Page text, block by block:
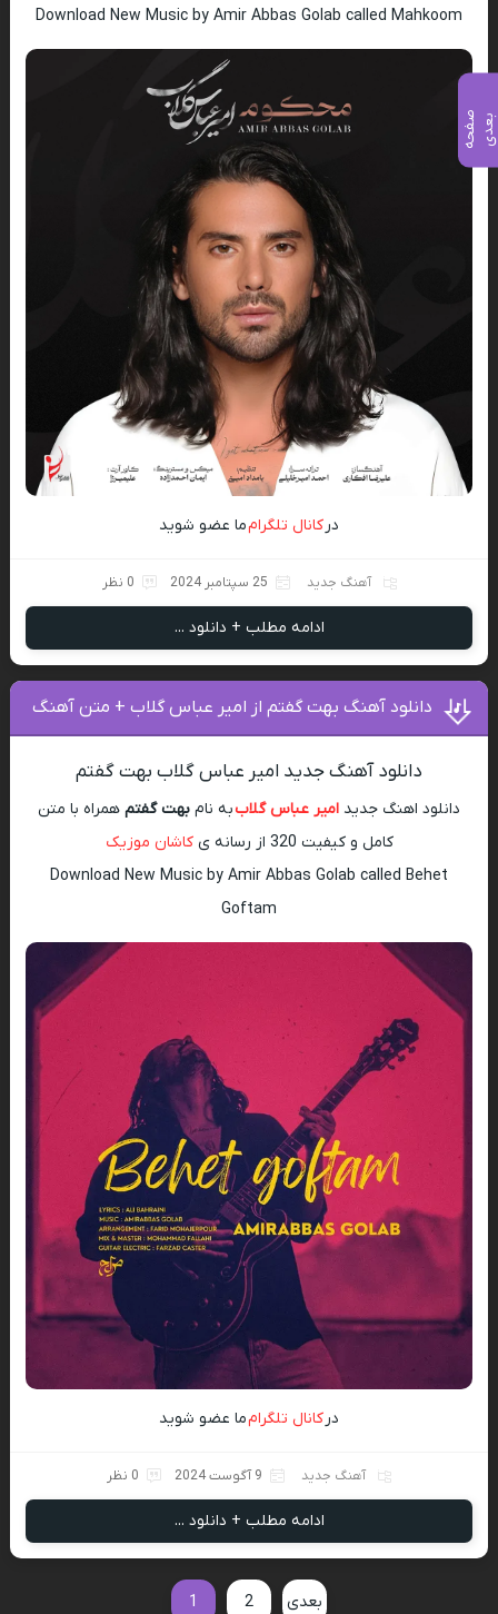
Download New Music by Amir Abbas Golab called Mahkoom
درکانال تلگرامما عضو شوید
آهنگ جدید 25 سپتامبر 2024 0 نظر
ادامه مطلب + دانلود ...
دانلود آهنگ بهت گفتم از امیر عباس گلاب + متن آهنگ
دانلود آهنگ جدید امیر عباس گلاب بهت گفتم
دانلود اهنگ جدید امیر عباس گلاببه نام بهت گفتم همراه با متن
کامل و کیفیت 320 از رسانه ی
کاشان موزیک
Download New Music by Amir Abbas Golab called Behet
Goftam
درکانال تلگرامما عضو شوید
آهنگ جدید 9 آگوست 2024 0 نظر
ادامه مطلب + دانلود ...
1 2 بعدی
ص
ف
ح
ه ب ع
د ی